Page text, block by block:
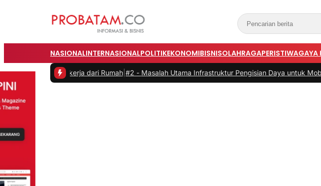
NASIONALINTERNASIONALPOLITIKEKONOMIBISNISOLAHRAGAPERISTIWAGAYA
saat Bekerja dari Rumah|#2 -Masalah Utama Infrastruktur Pengisian Daya untuk Mobil